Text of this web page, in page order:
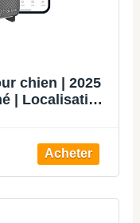
chien | 2025
| Localisation